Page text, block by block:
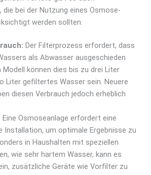
die bei der Nutzung eines Osmose-
werden sollten.
Der Filterprozess erfordert, dass
als Abwasser ausgeschieden
Modell können dies bis zu drei Liter
Liter gefiltertes Wasser sein. Neuere
diesen Verbrauch jedoch erheblich
Eine Osmoseanlage erfordert eine
Installation, um optimale Ergebnisse zu
in Haushalten mit speziellen
wie sehr hartem Wasser, kann es
zusätzliche Geräte wie Vorfilter zu